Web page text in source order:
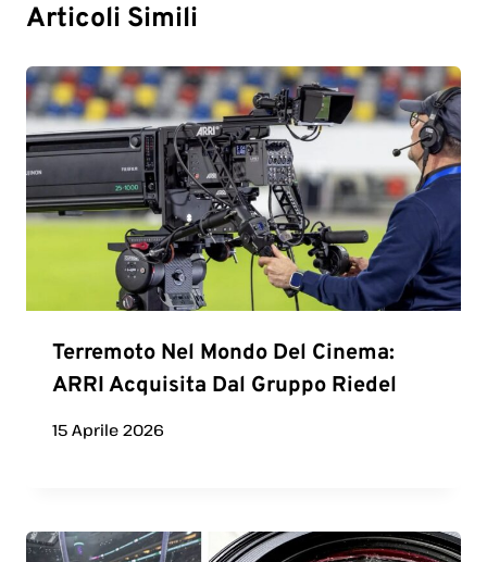
Articoli Simili
Terremoto Nel Mondo Del Cinema:
ARRI Acquisita Dal Gruppo Riedel
15 Aprile 2026